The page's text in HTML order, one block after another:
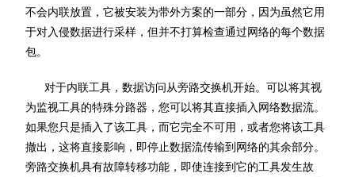
不会内联放置，它被安装为带外方案的一部分，因为虽然它用
于对入侵数据进行采样，但并不打算检查通过网络的每个数据
包。
对于内联工具，数据访问从旁路交换机开始。可以将其视
为监视工具的特殊分路器，您可以将其直接插入网络数据流。
如果您只是插入了该工具，而它完全不可用，或者您将该工具
撤出，这将直接影响，即停止数据流传输到网络的其余部分。
旁路交换机具有故障转移功能，即使连接到它的工具发生故